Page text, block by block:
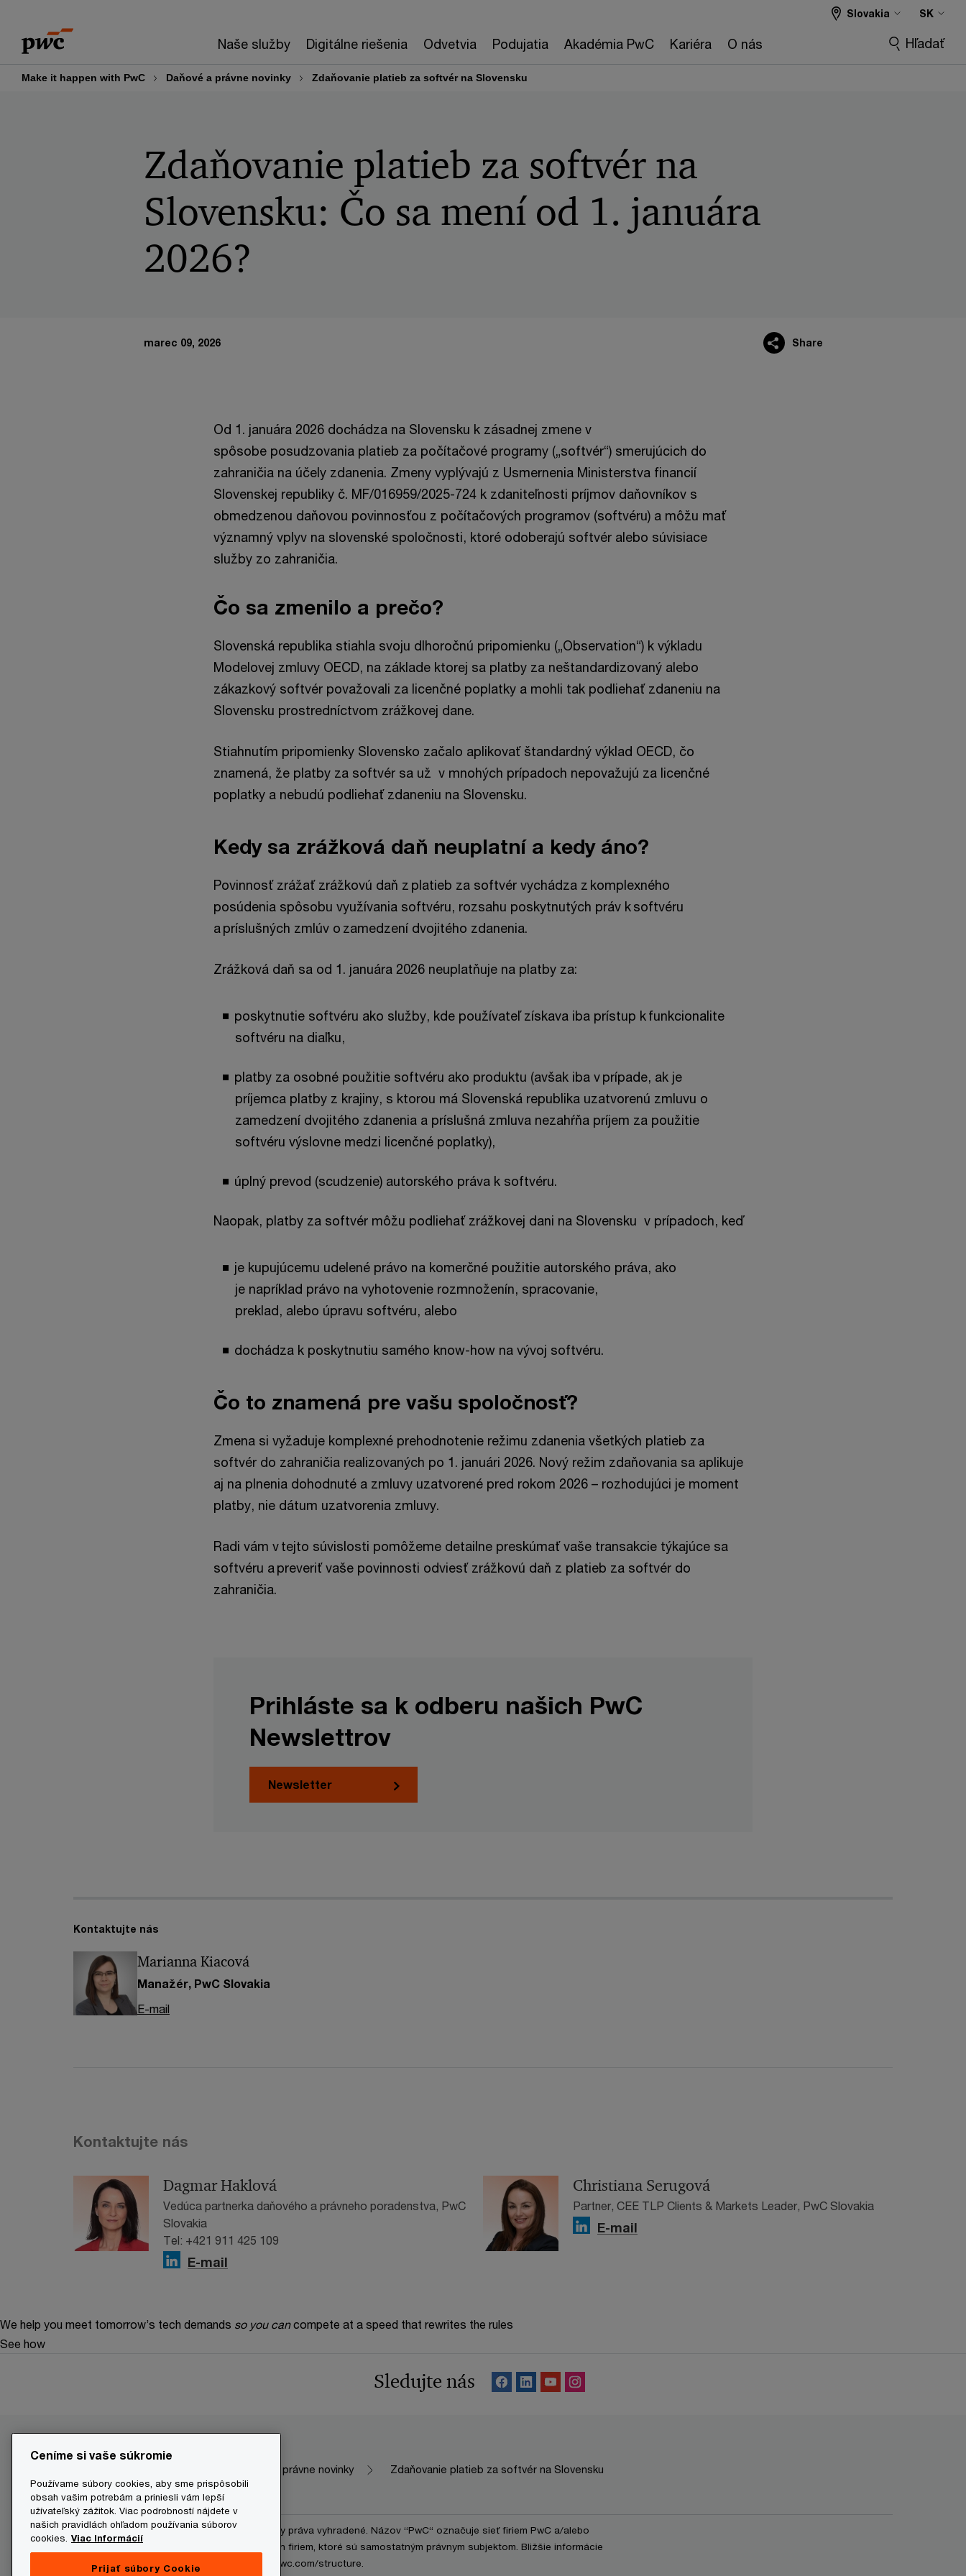
content
footer
Naše služby Digitálne riešenia Odvetvia Podujatia Akadémia PwC Kariéra O nás
Slovakia SK
Hľadať
Make it happen with PwC Daňové a právne novinky Zdaňovanie platieb za softvér na Slovensku
Zdaňovanie platieb za softvér na
Slovensku: Čo sa mení od 1. januára
2026?
marec 09, 2026 Share
Od 1. januára 2026 dochádza na Slovensku k zásadnej zmene v
spôsobe posudzovania platieb za počítačové programy („softvér“) smerujúcich do
zahraničia na účely zdanenia. Zmeny vyplývajú z Usmernenia Ministerstva financií
Slovenskej republiky č. MF/016959/2025-724 k zdaniteľnosti príjmov daňovníkov s
obmedzenou daňovou povinnosťou z počítačových programov (softvéru) a môžu mať
významný vplyv na slovenské spoločnosti, ktoré odoberajú softvér alebo súvisiace
služby zo zahraničia.
Čo sa zmenilo a prečo?
Slovenská republika stiahla svoju dlhoročnú pripomienku („Observation“) k výkladu
Modelovej zmluvy OECD, na základe ktorej sa platby za neštandardizovaný alebo
zákazkový softvér považovali za licenčné poplatky a mohli tak podliehať zdaneniu na
Slovensku prostredníctvom zrážkovej dane.
Stiahnutím pripomienky Slovensko začalo aplikovať štandardný výklad OECD, čo
znamená, že platby za softvér sa už v mnohých prípadoch nepovažujú za licenčné
poplatky a nebudú podliehať zdaneniu na Slovensku.
Kedy sa zrážková daň neuplatní a kedy áno?
Povinnosť zrážať zrážkovú daň z platieb za softvér vychádza z komplexného
posúdenia spôsobu využívania softvéru, rozsahu poskytnutých práv k softvéru
a príslušných zmlúv o zamedzení dvojitého zdanenia.
Zrážková daň sa od 1. januára 2026 neuplatňuje na platby za:
poskytnutie softvéru ako služby, kde používateľ získava iba prístup k funkcionalite
softvéru na diaľku,
platby za osobné použitie softvéru ako produktu (avšak iba v prípade, ak je
príjemca platby z krajiny, s ktorou má Slovenská republika uzatvorenú zmluvu o
zamedzení dvojitého zdanenia a príslušná zmluva nezahŕňa príjem za použitie
softvéru výslovne medzi licenčné poplatky),
úplný prevod (scudzenie) autorského práva k softvéru.
Naopak, platby za softvér môžu podliehať zrážkovej dani na Slovensku v prípadoch, keď
je kupujúcemu udelené právo na komerčné použitie autorského práva, ako
je napríklad právo na vyhotovenie rozmnoženín, spracovanie,
preklad, alebo úpravu softvéru, alebo
dochádza k poskytnutiu samého know-how na vývoj softvéru.
Čo to znamená pre vašu spoločnosť?
Zmena si vyžaduje komplexné prehodnotenie režimu zdanenia všetkých platieb za
softvér do zahraničia realizovaných po 1. januári 2026. Nový režim zdaňovania sa aplikuje
aj na plnenia dohodnuté a zmluvy uzatvorené pred rokom 2026 – rozhodujúci je moment
platby, nie dátum uzatvorenia zmluvy.
Radi vám v tejto súvislosti pomôžeme detailne preskúmať vaše transakcie týkajúce sa
softvéru a preveriť vaše povinnosti odviesť zrážkovú daň z platieb za softvér do
zahraničia.
Prihláste sa k odberu našich PwC
Newslettrov
Newsletter
Kontaktujte nás
Marianna Kiacová
Manažér, PwC Slovakia
E-mail
Kontaktujte nás
Dagmar Haklová
Vedúca partnerka daňového a právneho poradenstva, PwC
Slovakia
Tel: +421 911 425 109
E-mail
Christiana Serugová
Partner, CEE TLP Clients & Markets Leader, PwC Slovakia
E-mail
We help you meet tomorrow’s tech demands so you can compete at a speed that rewrites the rules
See how
Sledujte nás
Daňové a právne novinky Zdaňovanie platieb za softvér na Slovensku
© 2020 - 2026 PwC. Všetky práva vyhradené. Názov “PwC“ označuje sieť firiem PwC a/alebo
jednu alebo viac členských firiem, ktoré sú samostatným právnym subjektom. Bližšie informácie
nájdete na stránke www.pwc.com/structure.
Ceníme si vaše súkromie
Používame súbory cookies, aby sme prispôsobili
obsah vašim potrebám a priniesli vám lepší
užívateľský zážitok. Viac podrobností nájdete v
našich pravidlách ohľadom používania súborov
cookies. Viac Informácií
Prijať súbory Cookie